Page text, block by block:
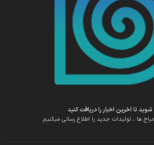
شوید تا آخرین اخبار را دریافت کنید
ها ، تولیدات جدید را اطلاع رسانی میکنیم.